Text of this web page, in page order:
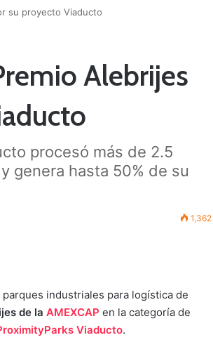
su proyecto Viaducto
Alebrijes
procesó más de 2.5
genera hasta 50% de su
1,362
industriales para logística de
de la AMEXCAP en la categoría de
Viaducto.